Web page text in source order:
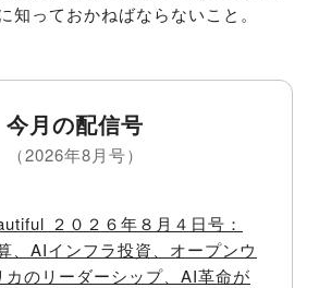
知っておかねばならないこと。
今月の配信号
（2026年8月号）
２０２６年８月４日号：
、AIインフラ投資、オープンウ
カのリーダーシップ、AI革命が